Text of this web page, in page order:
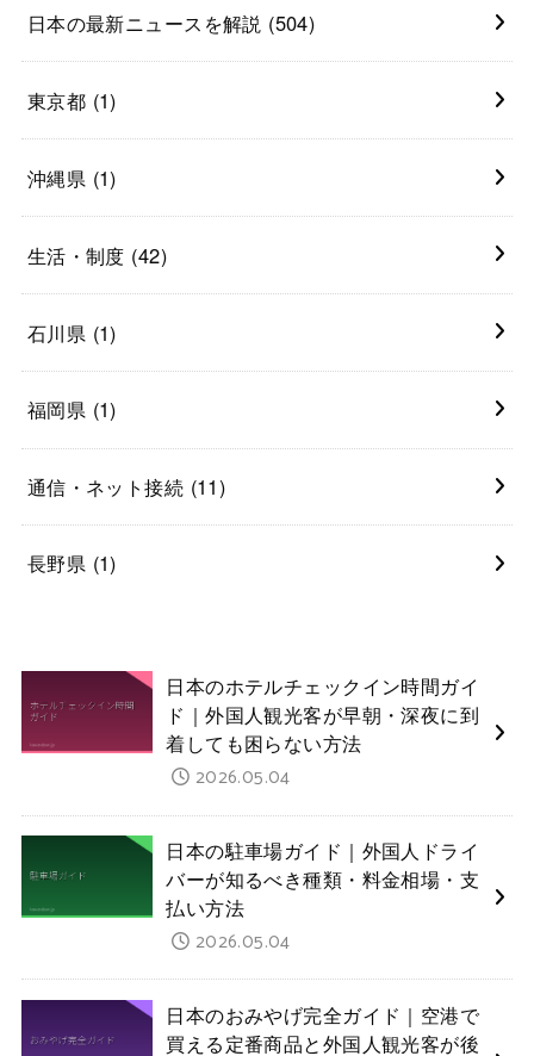
日本の最新ニュースを解説 (504)
東京都 (1)
沖縄県 (1)
生活・制度 (42)
石川県 (1)
福岡県 (1)
通信・ネット接続 (11)
長野県 (1)
日本のホテルチェックイン時間ガイ
ド｜外国人観光客が早朝・深夜に到
着しても困らない方法
2026.05.04
日本の駐車場ガイド｜外国人ドライ
バーが知るべき種類・料金相場・支
払い方法
2026.05.04
日本のおみやげ完全ガイド｜空港で
買える定番商品と外国人観光客が後